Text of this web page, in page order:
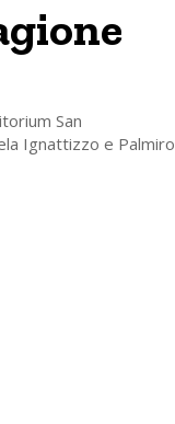
San
Ignattizzo e Palmiro